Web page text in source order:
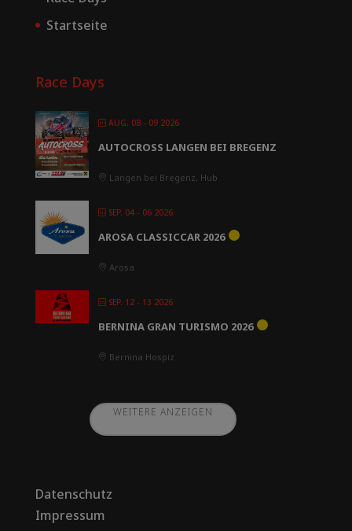
Startseite
Race Days
AUG. 08 - 09 2026
AUTOCROSS LANGEN BEI BREGENZ
Langen bei Bregenz, Hub
SEP. 04 - 06 2026
AROSA CLASSICCAR 2026
Arosa
SEP. 12 - 13 2026
BERNINA GRAN TURISMO 2026
Bernina Hospiz
WEITERE ANZEIGEN
Datenschutz
Impressum